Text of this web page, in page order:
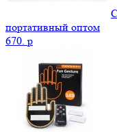
портативный оптом
670. p